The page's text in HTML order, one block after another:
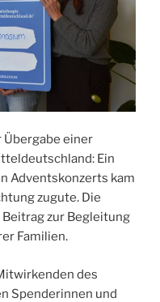
Übergabe einer
Ein
Adventskonzerts kam
zugute. Die
zur Begleitung
Familien.
des
Spenderinnen und